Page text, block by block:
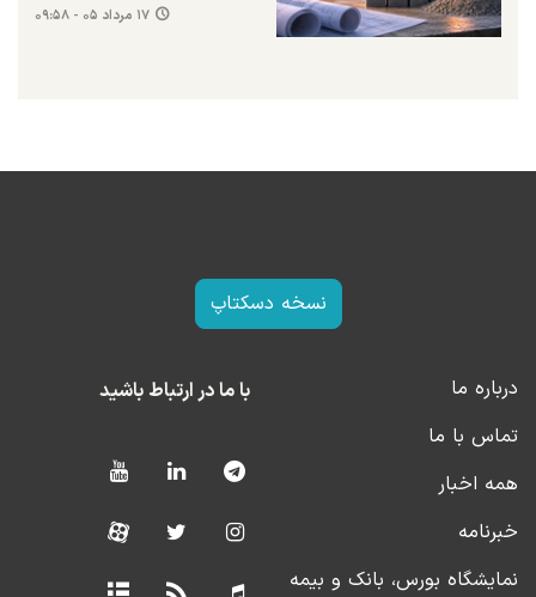
۱۷ مرداد ۰۵ - ۰۹:۵۸
نسخه دسکتاپ
درباره ما
تماس با ما
همه اخبار
خبرنامه
نمایشگاه بورس، بانک و بیمه
با ما در ارتباط باشید